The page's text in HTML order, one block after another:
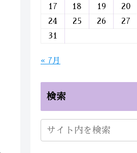
17
18 19 20
24
25 26 27
31
« 7月
検索